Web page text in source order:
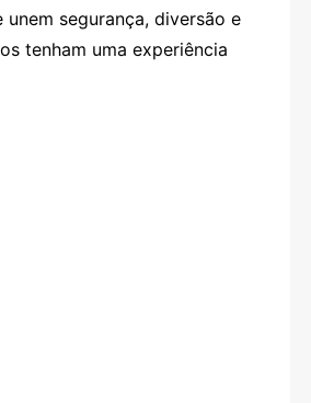
segurança, diversão e
tenham uma experiência